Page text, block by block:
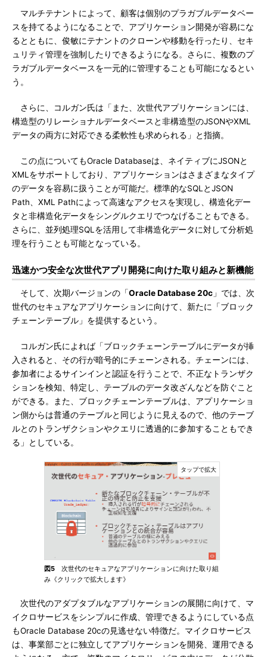
マルチテナントによって、顧客は個別のプラガブルデータベー
スを持てるようになることで、アプリケーション開発が容易にな
るとともに、俊敏にテナントのクローンや移動を行ったり、セキ
ュリティ管理を強制したりできるようになる。さらに、複数のプ
ラガブルデータベースを一元的に管理することも可能になるとい
う。
さらに、コルガン氏は「また、次世代アプリケーションには、
構造型のリレーショナルデータベースと非構造型のJSONやXML
データの両方に対応できる柔軟性も求められる」と指摘。
この点についてもOracle Databaseは、ネイティブにJSONと
XMLをサポートしており、アプリケーションはさまざまなタイプ
のデータを容易に扱うことが可能だ。標準的なSQLとJSON
Path、XML Pathによって高速なアクセスを実現し、構造化デー
タと非構造化データをシングルクエリでつなげることもできる。
さらに、並列処理SQLを活用して非構造化データに対して分析処
理を行うことも可能となっている。
迅速かつ安全な次世代アプリ開発に向けた取り組みと新機能
そして、次期バージョンの「Oracle Database 20c 」では、次
世代のセキュアなアプリケーションに向けて、新たに「ブロック
チェーンテーブル」を提供するという。
コルガン氏によれば「ブロックチェーンテーブルにデータが挿
入されると、その行が暗号的にチェーンされる。チェーンには、
参加者によるサインインと認証を行うことで、不正なトランザク
ションを検知、特定し、テーブルのデータ改ざんなどを防ぐこと
ができる。また、ブロックチェーンテーブルは、アプリケーショ
ン側からは普通のテーブルと同じように見えるので、他のテーブ
ルとのトランザクションやクエリに透過的に参加することもでき
る」としている。
図5 次世代のセキュアなアプリケーションに向けた取り組
み《クリックで拡大します》
次世代のアダプタブルなアプリケーションの展開に向けて、マ
イクロサービスをシンプルに作成、管理できるようにしている点
もOracle Database 20cの見逃せない特徴だ。マイクロサービス
は、事業部ごとに独立してアプリケーションを開発、運用できる